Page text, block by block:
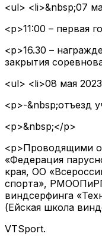
<ul> <li>&nbsp;07
<p>11:00 – первая
<p>16.30 –
закрытия
<ul> <li>08 мая
<p>-&nbsp;отъезд
<p>&nbsp;</p>
<p>Проводящими
«Федерация
края, ОО
спорта»,
виндсерфинга
(Ейская школа
VTSport.